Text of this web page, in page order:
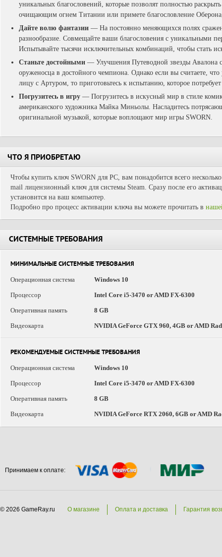
уникальных благословений, которые позволят полностью
очищающим огнем Титании или примете благословление Оберона,
Дайте волю фантазии — На постоянно меняющихся полях
разнообразие. Совмещайте ваши благословения с уникальными
Испытывайте тысячи исключительных комбинаций, чтобы стать
Станьте достойными — Улучшения Путеводной звезды Авалона
оруженосца в достойного чемпиона. Однако если вы считаете,
лицу с Артуром, то приготовьтесь к испытанию, которое
Погрузитесь в игру — Погрузитесь в искусный мир в стиле
американского художника Майка Миньолы. Насладитесь
оригинальной музыкой, которые воплощают мир игры SWORN.
ЧТО Я ПРИОБРЕТАЮ
Чтобы купить ключ SWORN для PC, вам понадобится всего
mail лицензионный ключ для системы Steam. Сразу после его
установится на ваш компьютер.
Подробно про процесс активации ключа вы можете прочитать в
СИСТЕМНЫЕ ТРЕБОВАНИЯ
МИНИМАЛЬНЫЕ СИСТЕМНЫЕ ТРЕБОВАНИЯ
Операционная система
Windows 10
Процессор Intel Core i5-3470 or AMD FX-6300
Оперативная память 8 GB
Видеокарта NVIDIA GeForce GTX 960, 4GB or AMD
РЕКОМЕНДУЕМЫЕ СИСТЕМНЫЕ ТРЕБОВАНИЯ
Операционная система
Windows 10
Процессор Intel Core i5-3470 or AMD FX-6300
Оперативная память 8 GB
Видеокарта NVIDIA GeForce RTX 2060, 6GB or AMD
Принимаем к оплате:
© 2026 GameRay.ru О магазине Оплата и доставка Гарантия